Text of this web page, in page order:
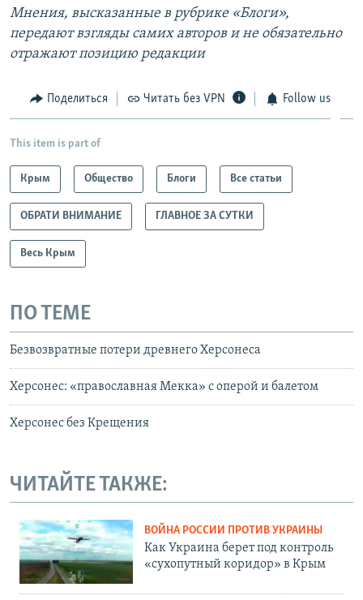
Мнения, высказанные в рубрике «Блоги»,
передают взгляды самих авторов и не обязательно
отражают позицию редакции
Поделиться Читать без VPN Follow us
This item is part of
Крым Общество Блоги Все статьи
ОБРАТИ ВНИМАНИЕ ГЛАВНОЕ ЗА СУТКИ
Весь Крым
ПО ТЕМЕ
Безвозвратные потери древнего Херсонеса
Херсонес: «православная Мекка» с оперой и балетом
Херсонес без Крещения
ЧИТАЙТЕ ТАКЖЕ:
ВОЙНА РОССИИ ПРОТИВ УКРАИНЫ
Как Украина берет под контроль
«сухопутный коридор» в Крым